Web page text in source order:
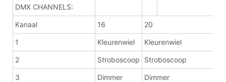
DMX CHANNELS:
Kanaal 16 20
1 Kleurenwiel Kleurenwiel
2 Stroboscoop Stroboscoop
3 Dimmer Dimmer